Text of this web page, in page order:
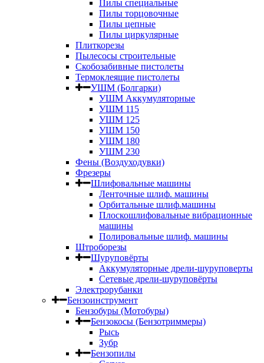
Пилы специальные
Пилы торцовочные
Пилы цепные
Пилы циркулярные
Плиткорезы
Пылесосы строительные
Скобозабивные пистолеты
Термоклеящие пистолеты
УШМ (Болгарки)
УШМ Аккумуляторные
УШМ 115
УШМ 125
УШМ 150
УШМ 180
УШМ 230
Фены (Воздуходувки)
Фрезеры
Шлифовальные машины
Ленточные шлиф. машины
Орбитальные шлиф.машины
Плоскошлифовальные вибрационные
машины
Полировальные шлиф. машины
Штроборезы
Шуруповёрты
Аккумуляторные дрели-шуруповерты
Сетевые дрели-шуруповёрты
Электрорубанки
Бензоинструмент
Бензобуры (Мотобуры)
Бензокосы (Бензотриммеры)
Рысь
Зубр
Бензопилы